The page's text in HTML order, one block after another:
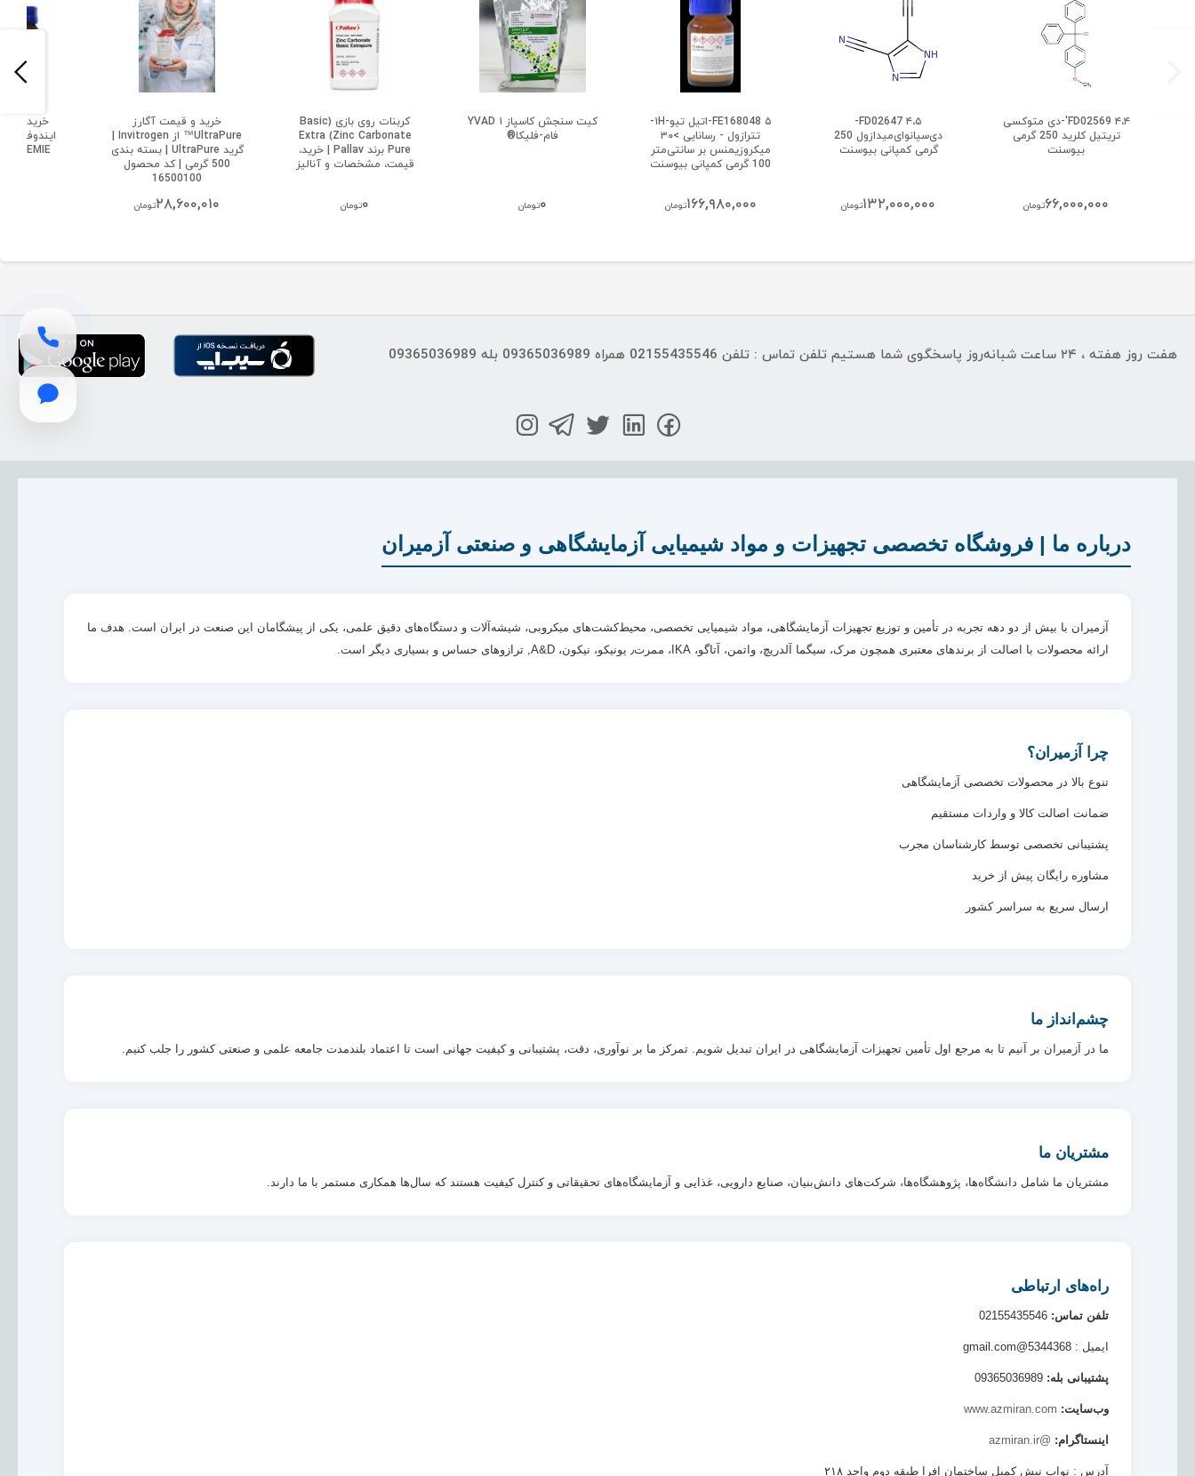
FD02569 ۴،۴'-دی متوکسی
تریتیل کلرید 250 گرمی
بیوسنت
۶۶,۰۰۰,۰۰۰تومان
FD02647 ۴،۵-
دی‌سیانوای‌میدازول 250
گرمی کمپانی بیوسنت
۱۳۲,۰۰۰,۰۰۰تومان
FE168048 ۵-اتیل تیو-۱H-
تترازول - رسانایی >۳۰
میکروزیمنس بر سانتی‌متر
100 گرمی کمپانی بیوسنت
۱۶۶,۹۸۰,۰۰۰تومان
کیت سنجش کاسپاز ۱ YVAD
فام-فلیکا®
۰تومان
کربنات روی بازی (Basic
Zinc Carbonate) Extra
Pure برند Pallav | خرید،
قیمت، مشخصات و آنالیز
۰تومان
خرید و قیمت آگارز
UltraPure™ از Invitrogen |
گرید UltraPure | بسته بندی
500 گرمی | کد محصول
16500100
۲۸,۶۰۰,۰۱۰تومان
هفت روز هفته ، ۲۴ ساعت شبانه‌روز پاسخگوی شما هستیم تلفن تماس : تلفن 02155435546 همراه 09365036989 بله 09365036989
درباره ما | فروشگاه تخصصی تجهیزات و مواد شیمیایی آزمایشگاهی و صنعتی آزمیران
آزمیران با بیش از دو دهه تجربه در تأمین و توزیع تجهیزات آزمایشگاهی، مواد شیمیایی تخصصی، محیط‌کشت‌های میکروبی، شیشه‌آلات و دستگاه‌های دقیق علمی، یکی از پیشگامان این صنعت در ایران است. هدف ما
ارائه محصولات با اصالت از برندهای معتبری همچون مرک، سیگما آلدریچ، واتمن، آتاگو، IKA، ممرت٫ یونیکو، نیکون، A&D, ترازوهای حساس و بسیاری دیگر است.
چرا آزمیران؟
تنوع بالا در محصولات تخصصی آزمایشگاهی
ضمانت اصالت کالا و واردات مستقیم
پشتیبانی تخصصی توسط کارشناسان مجرب
مشاوره رایگان پیش از خرید
ارسال سریع به سراسر کشور
چشم‌انداز ما
ما در آزمیران بر آنیم تا به مرجع اول تأمین تجهیزات آزمایشگاهی در ایران تبدیل شویم. تمرکز ما بر نوآوری، دقت، پشتیبانی و کیفیت جهانی است تا اعتماد بلندمدت جامعه علمی و صنعتی کشور را جلب کنیم.
مشتریان ما
مشتریان ما شامل دانشگاه‌ها، پژوهشگاه‌ها، شرکت‌های دانش‌بنیان، صنایع دارویی، غذایی و آزمایشگاه‌های تحقیقاتی و کنترل کیفیت هستند که سال‌ها همکاری مستمر با ما دارند.
راه‌های ارتباطی
تلفن تماس:
ایمیل : 5344368@gmail.com
پشتیبانی بله:
وب‌سایت: www.azmiran.com
اینستاگرام: @azmiran.ir
آدرس : نواب نبش کمیل ساختمان افرا طبقه دوم واحد ۲۱۸